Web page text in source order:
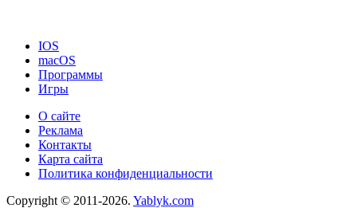
IOS
macOS
Программы
Игры
О сайте
Реклама
Контакты
Карта сайта
Политика конфиденциальности
Copyright © 2011-2026. Yablyk.сom